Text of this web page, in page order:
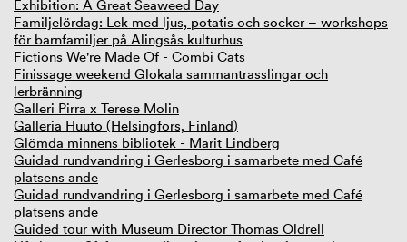
Exhibition: A Great Seaweed Day
Familjelördag: Lek med ljus, potatis och socker – workshops
för barnfamiljer på Alingsås kulturhus
Fictions We're Made Of - Combi Cats
Finissage weekend Glokala sammantrasslingar och
lerbränning
Galleri Pirra x Terese Molin
Galleria Huuto (Helsingfors, Finland)
Glömda minnens bibliotek - Marit Lindberg
Guidad rundvandring i Gerlesborg i samarbete med Café
platsens ande
Guidad rundvandring i Gerlesborg i samarbete med Café
platsens ande
Guided tour with Museum Director Thomas Oldrell